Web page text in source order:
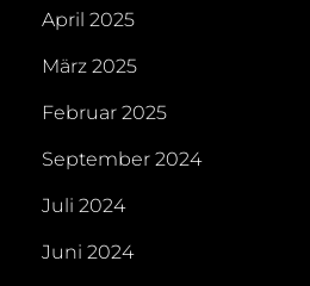
April 2025
März 2025
Februar 2025
September 2024
Juli 2024
Juni 2024